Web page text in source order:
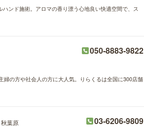
ンド施術。アロマの香り漂う心地良い快適空間で、ス
050-8883-9822
の方や社会人の方に大人気。りらくるは全国に300店舗
葉原 03-6206-9809